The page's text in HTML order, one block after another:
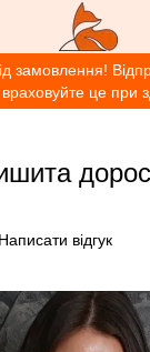
замовлення!
це при
Написати відгук